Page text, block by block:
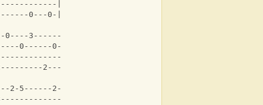
|
0---0-|
3--------|
0------0---|
|
2---2-|
2-5------2--||
||